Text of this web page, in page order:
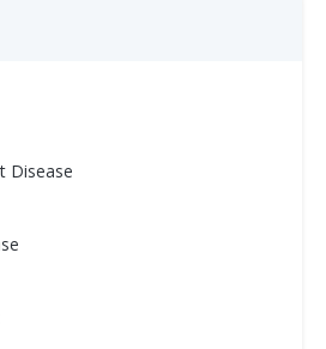
Disease
：營養建議助您更快
23, 2025